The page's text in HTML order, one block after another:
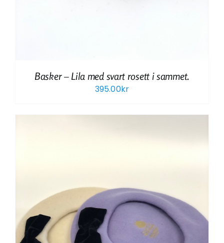
Basker – Lila med svart rosett i sammet.
395.00kr